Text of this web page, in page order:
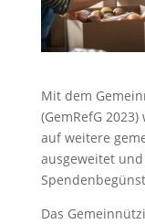
Mit dem
(GemRefG
auf weitere
ausgeweitet
Das